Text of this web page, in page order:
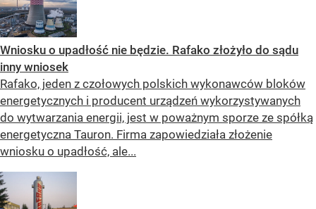
Wniosku o upadłość nie będzie. Rafako złożyło do sądu
inny wniosek
Rafako, jeden z czołowych polskich wykonawców bloków
energetycznych i producent urządzeń wykorzystywanych
do wytwarzania energii, jest w poważnym sporze ze spółką
energetyczna Tauron. Firma zapowiedziała złożenie
wniosku o upadłość, ale...